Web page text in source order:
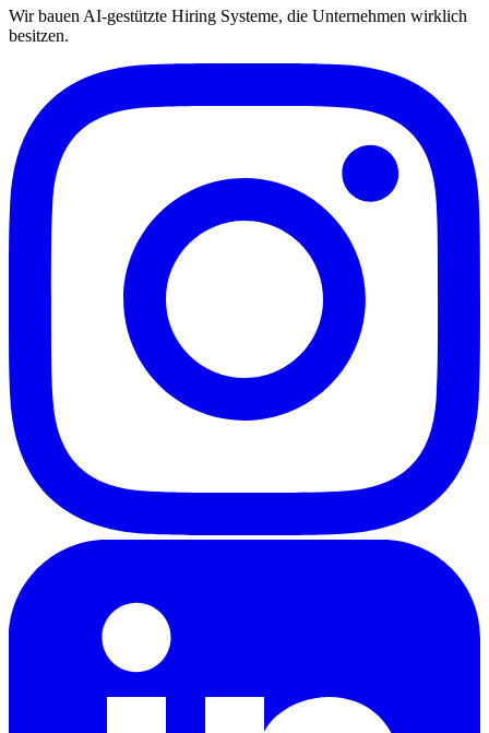
Wir bauen AI-gestützte Hiring Systeme, die Unternehmen wirklich
besitzen.